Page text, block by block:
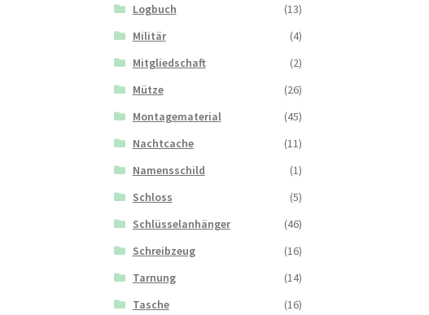
Logbuch
(13)
Militär
(4)
Mitgliedschaft
(2)
Mütze
(26)
Montagematerial
(45)
Nachtcache
(11)
Namensschild
(1)
Schloss
(5)
Schlüsselanhänger
(46)
Schreibzeug
(16)
Tarnung
(14)
Tasche
(16)